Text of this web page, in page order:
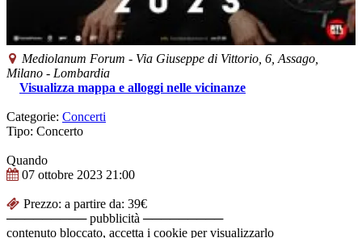
Mediolanum Forum - Via Giuseppe di Vittorio, 6,Assago
Milano - Lombardia
Visualizza mappa e alloggi nelle vicinanze
Categorie: Concerti
Tipo: Concerto
Quando
07 ottobre 2023 21:00
Prezzo: a partire da: 39€
───────── pubblicità ─────────
contenuto bloccato, accetta i cookie per visualizzarlo